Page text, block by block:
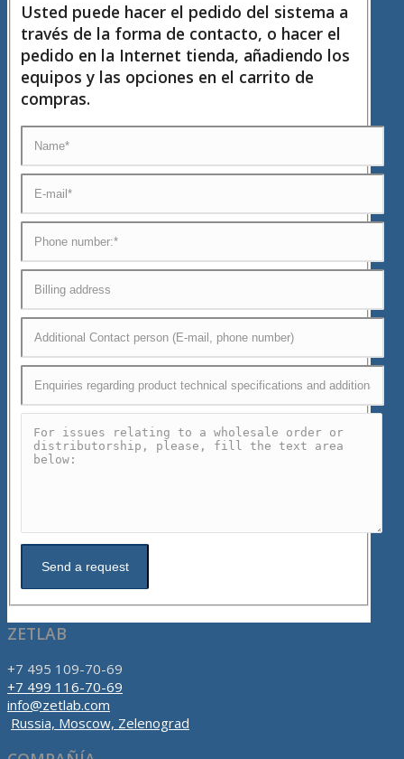
Usted puede hacer el pedido del sistema a
través de la forma de contacto, o hacer el
pedido en la Internet tienda, añadiendo los
equipos y las opciones en el carrito de
compras.
ZETLAB
+7 495 109-70-69
+7 499 116-70-69
info@zetlab.com
Russia, Moscow, Zelenograd